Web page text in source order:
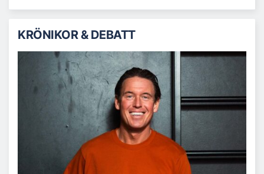
KRÖNIKOR & DEBATT